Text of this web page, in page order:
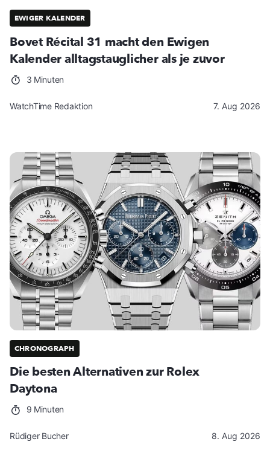
EWIGER KALENDER
Bovet Récital 31 macht den Ewigen
Kalender alltagstauglicher als je zuvor
3 Minuten
WatchTime Redaktion 7. Aug 2026
CHRONOGRAPH
Die besten Alternativen zur Rolex
Daytona
9 Minuten
Rüdiger Bucher 8. Aug 2026